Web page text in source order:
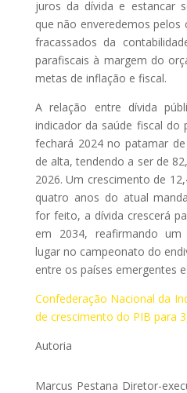
juros da dívida e estancar
que não enveredemos
fracassados da
parafiscais à margem do
metas de inflação e fiscal.
A relação entre dívida
indicador da saúde fiscal do
fechará 2024 no patamar
de alta, tendendo a ser de
2026. Um crescimento de
quatro anos do atual
for feito, a dívida crescerá
em 2034, reafirmando um
lugar no campeonato do
entre os países emergentes
Confederação Nacional da
de crescimento do PIB para
Autoria
Marcus Pestana Diretor-